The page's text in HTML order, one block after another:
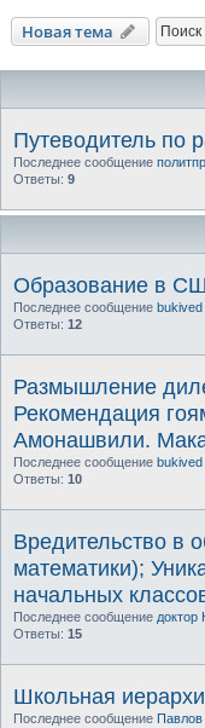
Новая тема
Путеводитель по
Последнее сообщение
Ответы: 9
Образование в
Последнее сообщение bukived
Ответы: 12
Размышление
Рекомендация
Амонашвили.
Последнее сообщение bukived
Ответы: 10
Вредительство в
математики);
начальных
Последнее сообщение доктор
Ответы: 15
Школьная
Последнее сообщение Павлов